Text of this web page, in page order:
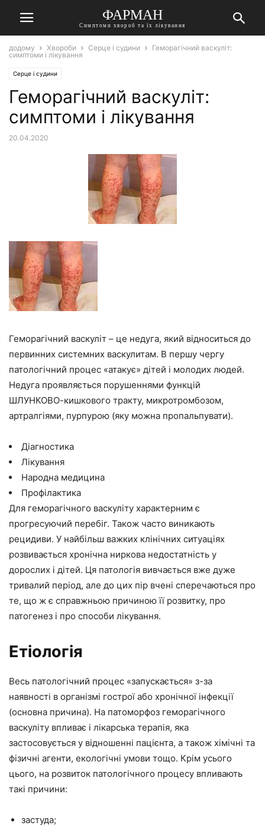
ФАРМАН
Симптоми хвороб та їх лікування
додому Хвороби Серце і судини
Геморагічний васкуліт:
симптоми і лікування
Серце і судини
Геморагічний васкуліт:
симптоми і лікування
20.04.2020
Геморагічний васкуліт – це недуга, який відноситься до
первинних системних васкулитам. В першу чергу
патологічний процес «атакує» дітей і молодих людей.
Недуга проявляється порушеннями функцій
ШЛУНКОВО-кишкового тракту, микротромбозом,
артралгіями, пурпурою (яку можна пропальпувати).
Діагностика
Лікування
Народна медицина
Профілактика
Для геморагічного васкуліту характерним є
прогресуючий перебіг. Також часто виникають
рецидиви. У найбільш важких клінічних ситуаціях
розвивається хронічна ниркова недостатність у
дорослих і дітей. Ця патологія вивчається вже дуже
тривалий період, але до цих пір вчені сперечаються про
те, що ж є справжньою причиною її розвитку, про
патогенез і про способи лікування.
Етіологія
Весь патологічний процес «запускається» з-за
наявності в організмі гострої або хронічної інфекції
(основна причина). На патоморфоз геморагічного
васкуліту впливає і лікарська терапія, яка
застосовується у відношенні пацієнта, а також хімічні та
фізичні агенти, екологічні умови тощо. Крім усього
цього, на розвиток патологічного процесу впливають
такі причини:
застуда;